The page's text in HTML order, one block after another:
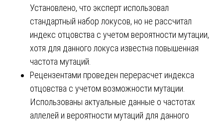
Установлено, что эксперт использовал
стандартный набор локусов, но не рассчитал
индекс отцовства с учетом вероятности мутации,
хотя для данного локуса известна повышенная
частота мутаций.
Рецензентами проведен перерасчет индекса
отцовства с учетом возможности мутации.
Использованы актуальные данные о частотах
аллелей и вероятности мутаций для данного